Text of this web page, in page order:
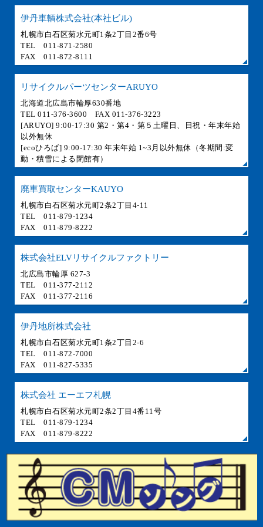
伊丹車輌株式会社(本社ビル)
札幌市白石区菊水元町1条2丁目2番6号
TEL 011-871-2580
FAX 011-872-8111
リサイクルパーツセンターARUYO
北海道北広島市輪厚630番地
TEL 011-376-3600 FAX 011-376-3223
[ARUYO] 9:00-17:30 第2・第4・第５土曜日、日祝・年末年始
以外無休
[ecoひろば] 9:00-17:30 年末年始 1~3月以外無休（冬期間:変
動・積雪による閉館有）
廃車買取センターKAUYO
札幌市白石区菊水元町2条2丁目4-11
TEL 011-879-1234
FAX 011-879-8222
株式会社ELVリサイクルファクトリー
北広島市輪厚 627-3
TEL 011-377-2112
FAX 011-377-2116
伊丹地所株式会社
札幌市白石区菊水元町1条2丁目2-6
TEL 011-872-7000
FAX 011-827-5335
株式会社 エーエフ札幌
札幌市白石区菊水元町2条2丁目4番11号
TEL 011-879-1234
FAX 011-879-8222